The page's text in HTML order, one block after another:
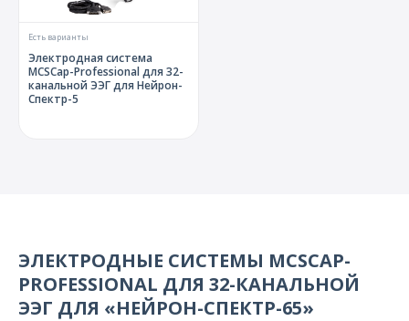
Есть варианты
Электродная система
MCSCap-Professional для 32-
канальной ЭЭГ для Нейрон-
Спектр-5
ЭЛЕКТРОДНЫЕ СИСТЕМЫ MCSCAP-
PROFESSIONAL ДЛЯ 32-КАНАЛЬНОЙ
ЭЭГ ДЛЯ «НЕЙРОН-СПЕКТР-65»